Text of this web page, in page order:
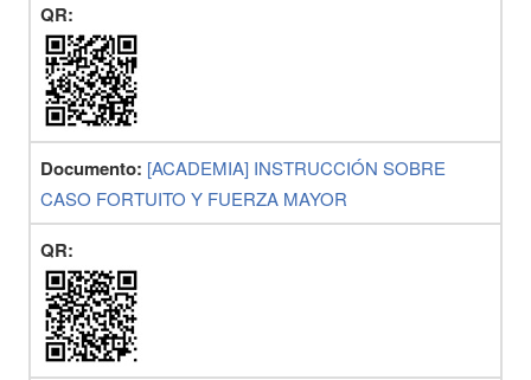
QR:
Documento: [ACADEMIA] INSTRUCCIÓN SOBRE
CASO FORTUITO Y FUERZA MAYOR
QR: